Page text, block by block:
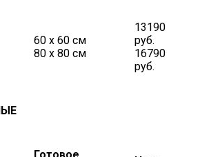
60 х 60 см
80 х 80 см
13190
руб.
16790
руб.